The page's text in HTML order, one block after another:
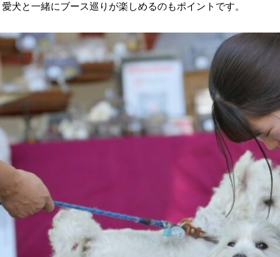
犬と一緒にブース巡りが楽しめるのもポイントです。